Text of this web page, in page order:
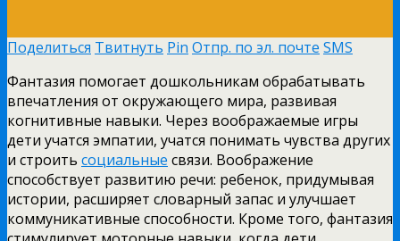
Поделиться Твитнуть Pin Отпр. по эл. почте SMS
Фантазия помогает дошкольникам обрабатывать
впечатления от окружающего мира, развивая
когнитивные навыки. Через воображаемые игры
дети учатся эмпатии, учатся понимать чувства других
и строить социальные связи. Воображение
способствует развитию речи: ребенок, придумывая
истории, расширяет словарный запас и улучшает
коммуникативные способности. Кроме того, фантазия